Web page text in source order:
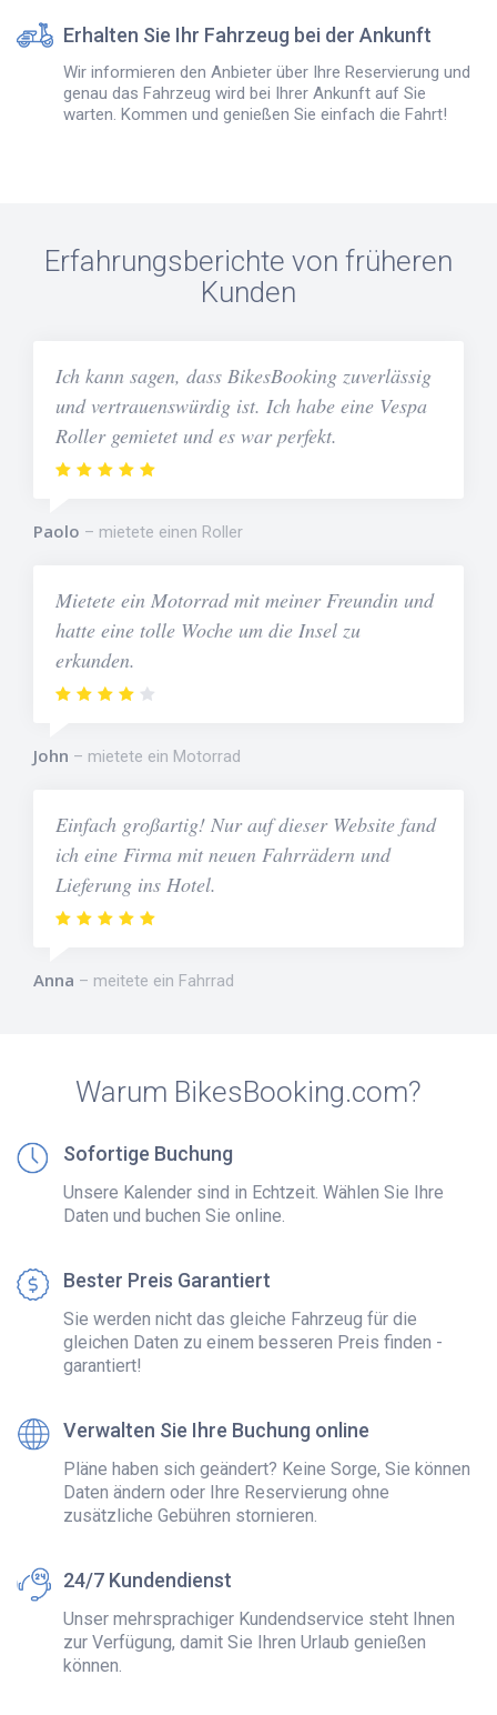
Erhalten Sie Ihr Fahrzeug bei der Ankunft
Wir informieren den Anbieter über Ihre Reservierung und
genau das Fahrzeug wird bei Ihrer Ankunft auf Sie
warten. Kommen und genießen Sie einfach die Fahrt!
Erfahrungsberichte von früheren
Kunden
Ich kann sagen, dass BikesBooking zuverlässig
und vertrauenswürdig ist. Ich habe eine Vespa
Roller gemietet und es war perfekt.
Paolo mietete einen Roller
Mietete ein Motorrad mit meiner Freundin und
hatte eine tolle Woche um die Insel zu
erkunden.
John mietete ein Motorrad
Einfach großartig! Nur auf dieser Website fand
ich eine Firma mit neuen Fahrrädern und
Lieferung ins Hotel.
Anna meitete ein Fahrrad
Warum BikesBooking.com?
Sofortige Buchung
Unsere Kalender sind in Echtzeit. Wählen Sie Ihre
Daten und buchen Sie online.
Bester Preis Garantiert
Sie werden nicht das gleiche Fahrzeug für die
gleichen Daten zu einem besseren Preis finden -
garantiert!
Verwalten Sie Ihre Buchung online
Pläne haben sich geändert? Keine Sorge, Sie können
Daten ändern oder Ihre Reservierung ohne
zusätzliche Gebühren stornieren.
24/7 Kundendienst
Unser mehrsprachiger Kundendservice steht Ihnen
zur Verfügung, damit Sie Ihren Urlaub genießen
können.